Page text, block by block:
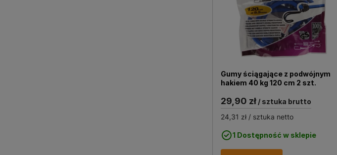
Gumy ściągające z podwójnym
hakiem 40 kg 120 cm 2 szt.
29,90 zł/ sztuka brutto
24,31 zł/ sztuka netto
1 Dostępność w sklepie